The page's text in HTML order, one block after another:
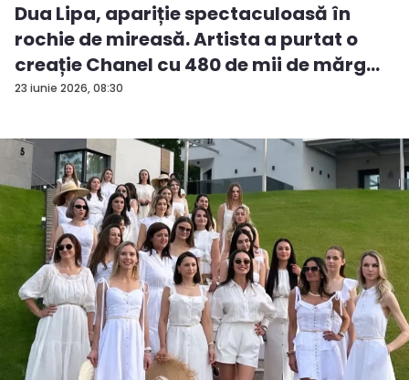
23 iunie 2026, 08:30
Dua Lipa, apariție spectaculoasă în
rochie de mireasă. Artista a purtat o
creație Chanel cu 480 de mii de mărg...